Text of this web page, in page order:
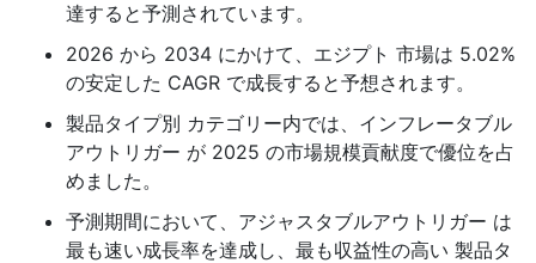
達すると予測されています。
2026 から 2034 にかけて、エジプト 市場は 5.02%
の安定した CAGR で成長すると予想されます。
製品タイプ別 カテゴリー内では、インフレータブル
アウトリガー が 2025 の市場規模貢献度で優位を占
めました。
予測期間において、アジャスタブルアウトリガー は
最も速い成長率を達成し、最も収益性の高い 製品タ